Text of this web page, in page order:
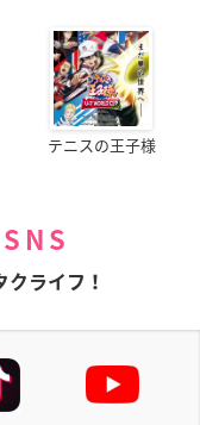
テニスの王子様
クライフ！